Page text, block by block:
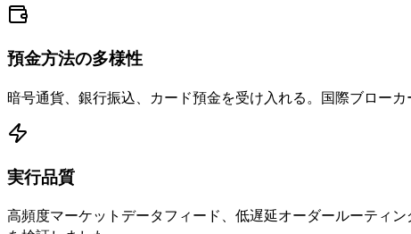
預金方法の多様性
暗号通貨、銀行振込、カード預金を受け入れる。国際ブロー
実行品質
高頻度マーケットデータフィード、低遅延オーダールーティ